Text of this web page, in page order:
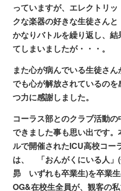
っていますが、エレクトリッ
クな楽器の好きな生徒さんと
かなりバトルを繰り返し、
てしまいましたが・・・。
また心が病んでいる生徒さ
でも心が解放されているの
つ力に感謝しました。
コーラス部とのクラブ活動
できました事も思い出です
ルで開催されたICU高校コー
は、 「おんがくにいる人
昴 いずれも卒業生)を卒業
OG&在校生全員が、観客の